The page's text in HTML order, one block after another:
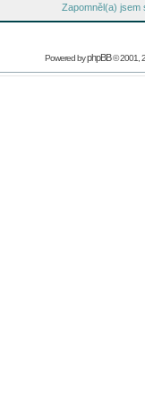
Zapomněl(a) jsem
Powered byphpBB© 2001,